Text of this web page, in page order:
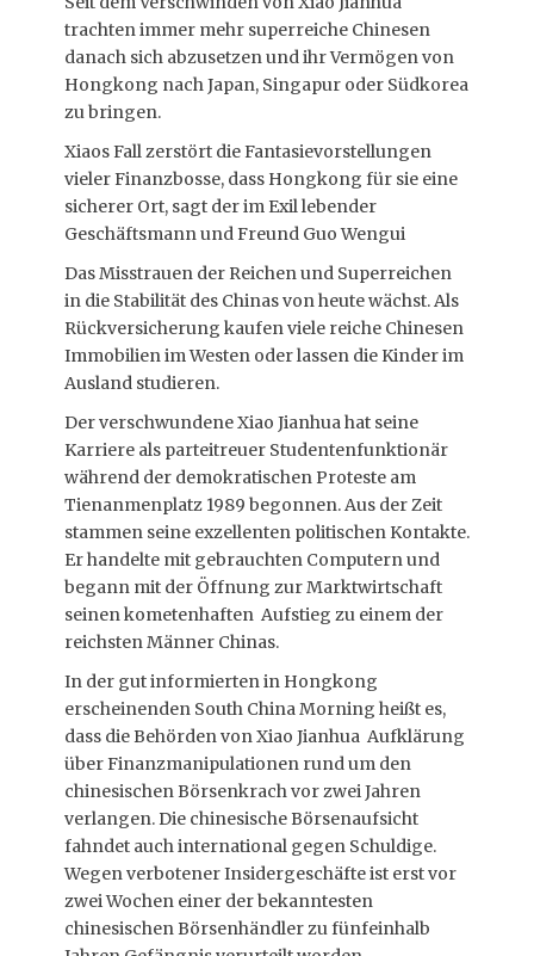
trachten immer mehr superreiche Chinesen
danach sich abzusetzen und ihr Vermögen von
Hongkong nach Japan, Singapur oder Südkorea
zu bringen.
Xiaos Fall zerstört die Fantasievorstellungen
vieler Finanzbosse, dass Hongkong für sie eine
sicherer Ort, sagt der im Exil lebender
Geschäftsmann und Freund Guo Wengui
Das Misstrauen der Reichen und Superreichen
in die Stabilität des Chinas von heute wächst. Als
Rückversicherung kaufen viele reiche Chinesen
Immobilien im Westen oder lassen die Kinder im
Ausland studieren.
Der verschwundene Xiao Jianhua hat seine
Karriere als parteitreuer Studentenfunktionär
während der demokratischen Proteste am
Tienanmenplatz 1989 begonnen. Aus der Zeit
stammen seine exzellenten politischen Kontakte.
Er handelte mit gebrauchten Computern und
begann mit der Öffnung zur Marktwirtschaft
seinen kometenhaften Aufstieg zu einem der
reichsten Männer Chinas.
In der gut informierten in Hongkong
erscheinenden South China Morning heißt es,
dass die Behörden von Xiao Jianhua Aufklärung
über Finanzmanipulationen rund um den
chinesischen Börsenkrach vor zwei Jahren
verlangen. Die chinesische Börsenaufsicht
fahndet auch international gegen Schuldige.
Wegen verbotener Insidergeschäfte ist erst vor
zwei Wochen einer der bekanntesten
chinesischen Börsenhändler zu fünfeinhalb